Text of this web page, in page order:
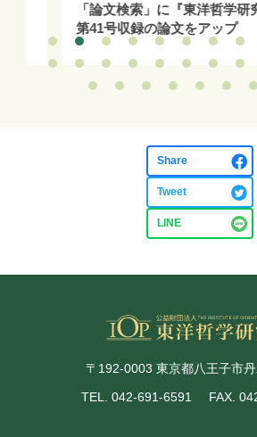
「論文検索」に『東洋哲学研
第41号収録の論文をアップ
Share
Tweet
LINE
〒192-0003 東京都八王子市
TEL. 042-691-6591
FAX.